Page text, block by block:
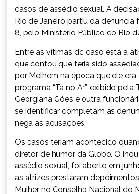
casos de assédio sexual. A
Rio de Janeiro partiu da denúncia
8, pelo Ministério Público do Rio
Entre as vítimas do caso está a
que contou que teria sido
por Melhem na época que ele
programa “Tá no Ar”, exibido pela
Georgiana Góes e outra
se identificar completam as
nega as acusações.
Os casos teriam acontecido
diretor de humor da Globo. O
assédio sexual, foi aberto em
as atrizes prestaram
Mulher no Conselho Nacional do